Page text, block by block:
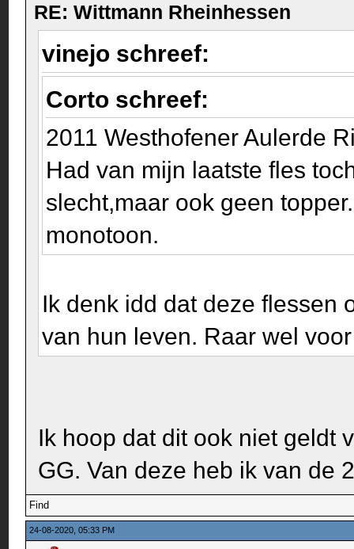
RE: Wittmann Rheinhessen
vinejo schreef:
Corto schreef:
2011 Westhofener Aulerde
Had van mijn laatste fles
slecht,maar ook geen
monotoon.
Ik denk idd dat deze flessen
van hun leven. Raar wel
Ik hoop dat dit ook niet geldt
GG. Van deze heb ik van de
Find
24-08-2020, 05:33 PM